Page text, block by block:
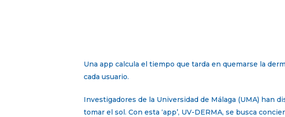
Una app calcula el tiempo que tarda en quemarse la
cada usuario.
Investigadores de la Universidad de Málaga (UMA) han
tomar el sol. Con esta ‘app’, UV-DERMA, se busca